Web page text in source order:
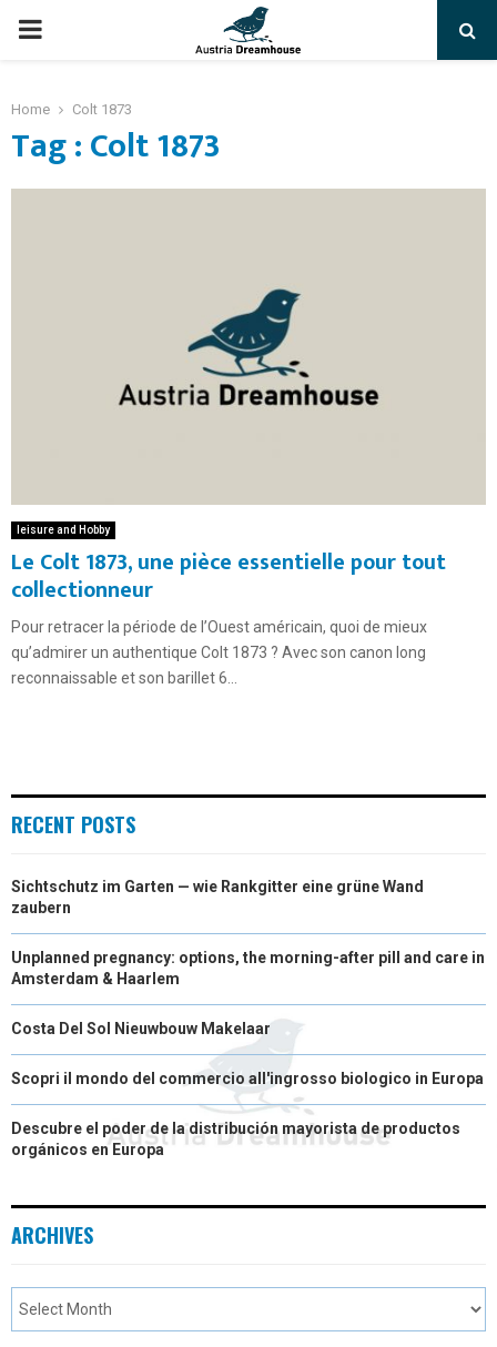
PRIMARY
Home Colt 1873
Tag : Colt 1873
leisure and Hobby
Le Colt 1873, une pièce essentielle pour tout
collectionneur
Pour retracer la période de l’Ouest américain, quoi de mieux
qu’admirer un authentique Colt 1873 ? Avec son canon long
reconnaissable et son barillet 6...
RECENT POSTS
Sichtschutz im Garten — wie Rankgitter eine grüne Wand
zaubern
Unplanned pregnancy: options, the morning-after pill and care in
Amsterdam & Haarlem
Costa Del Sol Nieuwbouw Makelaar
Scopri il mondo del commercio all'ingrosso biologico in Europa
Descubre el poder de la distribución mayorista de productos
orgánicos en Europa
ARCHIVES